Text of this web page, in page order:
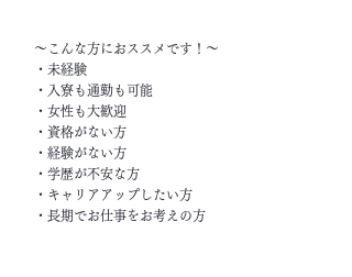
～こんな方におススメです！～
・未経験
・入寮も通勤も可能
・女性も大歓迎
・資格がない方
・経験がない方
・学歴が不安な方
・キャリアアップしたい方
・長期でお仕事をお考えの方